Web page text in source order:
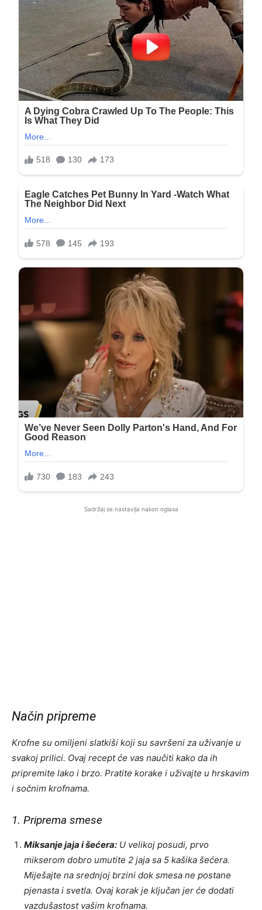
Sadržaj se nastavlja nakon oglasa
Način pripreme
Krofne su omiljeni slatkiši koji su savršeni za uživanje u
svakoj prilici. Ovaj recept će vas naučiti kako da ih
pripremite lako i brzo. Pratite korake i uživajte u hrskavim
i sočnim krofnama.
1. Priprema smese
Miksanje jaja i šećera: U velikoj posudi, prvo
mikserom dobro umutite 2 jaja sa 5 kašika šećera.
Miješajte na srednjoj brzini dok smesa ne postane
pjenasta i svetla. Ovaj korak je ključan jer će dodati
vazdušastost vašim krofnama.